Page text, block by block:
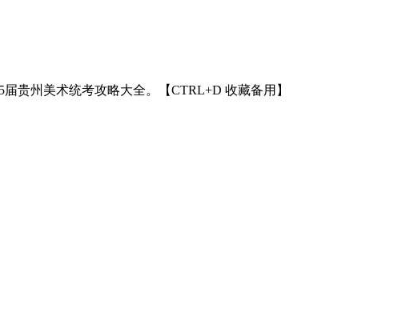
贵州美术统考攻略大全。【CTRL+D 收藏备用】